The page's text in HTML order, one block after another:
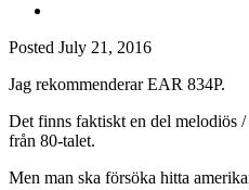
Posted July 21, 2016
Jag rekommenderar EAR 834P.
Det finns faktiskt en del melodiös
från 80-talet.
Men man ska försöka hitta